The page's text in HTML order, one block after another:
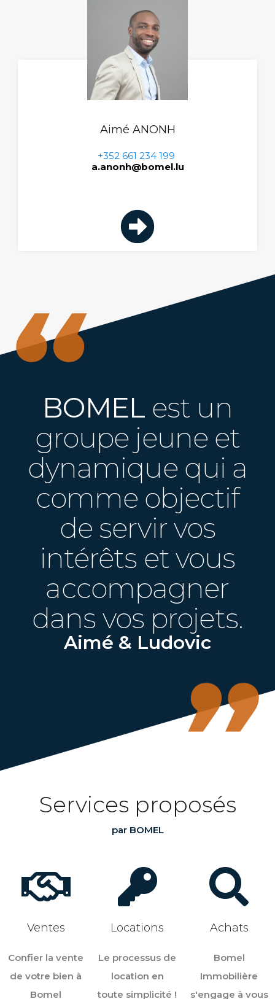
Aimé ANONH
+352 661 234 199
a.anonh@bomel.lu
BOMEL est un
groupe jeune et
dynamique qui a
comme objectif
de servir vos
intérêts et vous
accompagner
dans vos projets.
Aimé & Ludovic
Services proposés
par BOMEL
Ventes
Confier la vente
de votre bien à
Bomel
Locations
Le processus de
location en
toute simplicité !
Achats
Bomel
Immobilière
s'engage à vous